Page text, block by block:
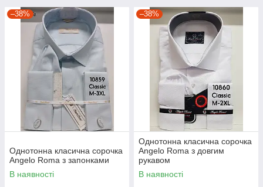
–38%
Однотонна класична сорочка
Angelo Roma з запонками
В наявності
–38%
Однотонна класична сорочка
Angelo Roma з довгим
рукавом
В наявності